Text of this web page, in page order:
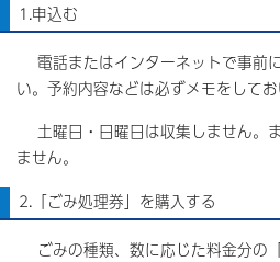
1.申込む
電話またはインターネットで事前
い。予約内容などは必ずメモをしてお
土曜日・日曜日は収集しません。
ません。
2.「ごみ処理券」を購入する
ごみの種類、数に応じた料金分の